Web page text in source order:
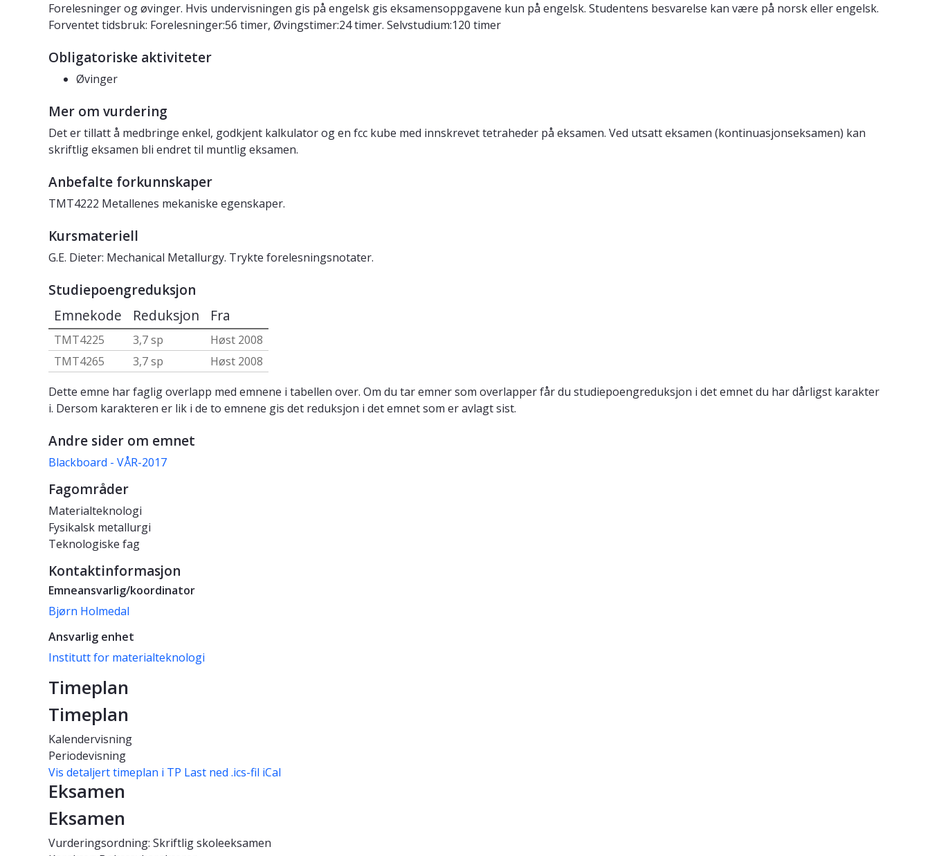
Forelesninger og øvinger. Hvis undervisningen gis på engelsk gis eksamensoppgavene kun på engelsk. Studentens besvarelse kan være på norsk eller engelsk.
Forventet tidsbruk: Forelesninger:56 timer, Øvingstimer:24 timer. Selvstudium:120 timer
Obligatoriske aktiviteter
Øvinger
Mer om vurdering
Det er tillatt å medbringe enkel, godkjent kalkulator og en fcc kube med innskrevet tetraheder på eksamen. Ved utsatt eksamen (kontinuasjonseksamen) kan
skriftlig eksamen bli endret til muntlig eksamen.
Anbefalte forkunnskaper
TMT4222 Metallenes mekaniske egenskaper.
Kursmateriell
G.E. Dieter: Mechanical Metallurgy. Trykte forelesningsnotater.
Studiepoengreduksjon
Emnekode Reduksjon Fra
TMT4225 3,7 sp
Høst 2008
TMT4265
3,7 sp
Høst 2008
Dette emne har faglig overlapp med emnene i tabellen over. Om du tar emner som overlapper får du studiepoengreduksjon i det emnet du har dårligst karakter
i. Dersom karakteren er lik i de to emnene gis det reduksjon i det emnet som er avlagt sist.
Andre sider om emnet
Blackboard - VÅR-2017
Fagområder
Materialteknologi
Fysikalsk metallurgi
Teknologiske fag
Kontaktinformasjon
Emneansvarlig/koordinator
Bjørn Holmedal
Ansvarlig enhet
Institutt for materialteknologi
Timeplan
Timeplan
Kalendervisning
Periodevisning
Vis detaljert timeplan i TP Last ned .ics-fil iCal
Eksamen
Eksamen
Vurderingsordning: Skriftlig skoleeksamen